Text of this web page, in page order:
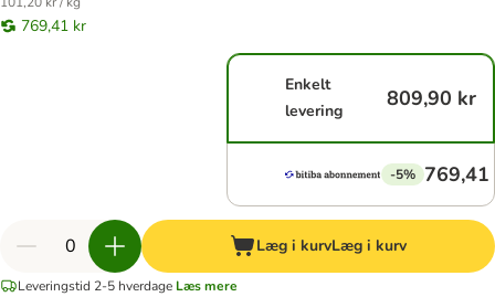
769,41 kr
Enkelt
levering
809,90 kr
-5% 769,41
Læg i kurvLæg i kurv
Leveringstid 2-5 hverdage Læs mere